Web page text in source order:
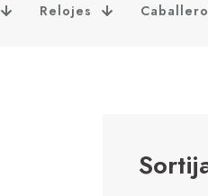
Relojes Caballero